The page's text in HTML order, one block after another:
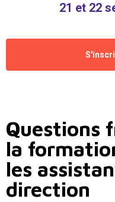
21 et 22
Questions
la
les
direction